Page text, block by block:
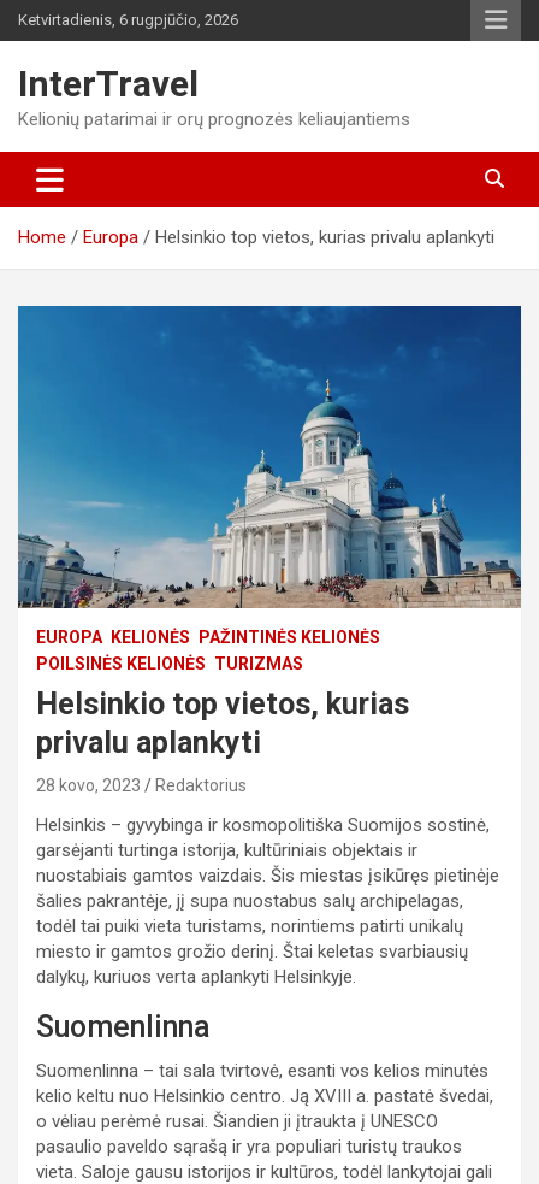
Skip
to
Ketvirtadienis, 6 rugpjūčio, 2026
InterTravel
Kelionių patarimai ir orų prognozės keliaujantiems
Home Europa Helsinkio top vietos, kurias privalu aplankyti
EUROPA KELIONĖS
PAŽINTINĖS KELIONĖS
POILSINĖS KELIONĖS TURIZMAS
Helsinkio top vietos, kurias
privalu aplankyti
28 kovo, 2023 Redaktorius
Helsinkis – gyvybinga ir kosmopolitiška Suomijos sostinė,
garsėjanti turtinga istorija, kultūriniais objektais ir
nuostabiais gamtos vaizdais. Šis miestas įsikūręs pietinėje
šalies pakrantėje, jį supa nuostabus salų archipelagas,
todėl tai puiki vieta turistams, norintiems patirti unikalų
miesto ir gamtos grožio derinį. Štai keletas svarbiausių
dalykų, kuriuos verta aplankyti Helsinkyje.
Suomenlinna
Suomenlinna – tai sala tvirtovė, esanti vos kelios minutės
kelio keltu nuo Helsinkio centro. Ją XVIII a. pastatė švedai,
o vėliau perėmė rusai. Šiandien ji įtraukta į UNESCO
pasaulio paveldo sąrašą ir yra populiari turistų traukos
vieta. Saloje gausu istorijos ir kultūros, todėl lankytojai gali